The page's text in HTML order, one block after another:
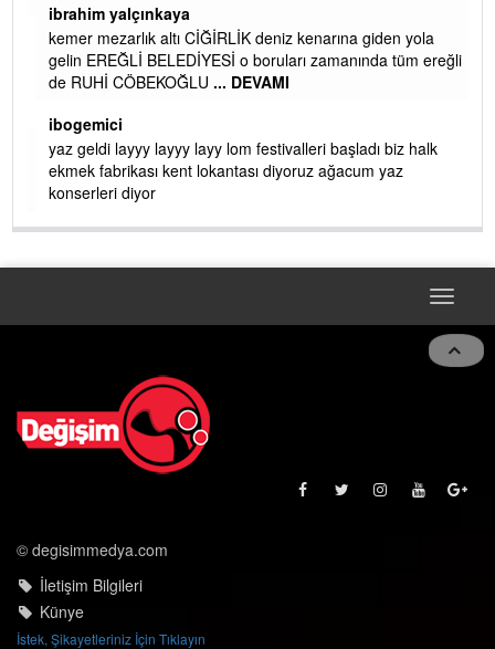
ibrahim yalçınkaya
kemer mezarlık altı CİĞİRLİK deniz kenarına giden yola
gelin EREĞLİ BELEDİYESİ o boruları zamanında tüm ereğli
de RUHİ CÖBEKOĞLU... DEVAMI
ibogemici
yaz geldi layyy layyy layy lom festivalleri başladı biz halk
ekmek fabrikası kent lokantası diyoruz ağacum yaz
konserleri diyor
Toggle
© degisimmedya.com
İletişim Bilgileri
Künye
İstek, Şikayetleriniz İçin Tıklayın